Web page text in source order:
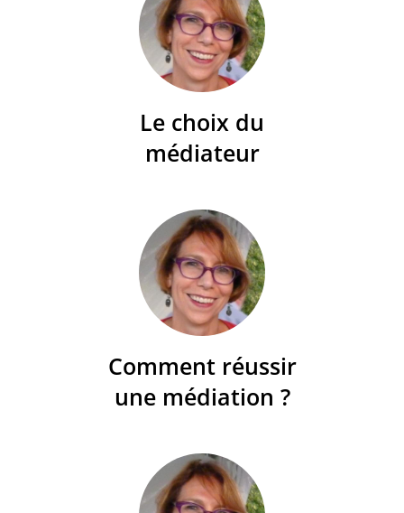
Le choix du
médiateur
Comment réussir
une médiation ?